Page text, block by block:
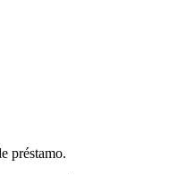
préstamo.